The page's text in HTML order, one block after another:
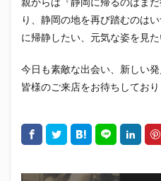
り、静岡の地を再び踏むのは
に帰静したい、元気な姿を見た
今日も素敵な出会い、新しい発
皆様のご来店をお待ちしており
三遠ネオフェニックス
伊東市
伊藤食品
吉田義元
名古屋グラン
呼び込み君
喜久酔
大道芸
天皇杯 太
富士正酒造
富士錦